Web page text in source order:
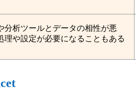
分析ツールとデータの相性が悪
理や設定が必要になることもある